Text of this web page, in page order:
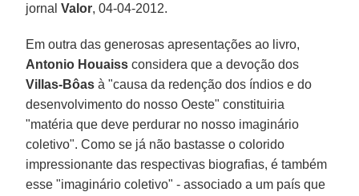
jornalValor, 04-04-2012.
Em outra das generosas apresentações ao livro,
Antonio Houaiss considera que a devoção dos
Villas-Bôas à "causa da redenção dos índios e do
desenvolvimento do nosso Oeste" constituiria
"matéria que deve perdurar no nosso imaginário
coletivo". Como se já não bastasse o colorido
impressionante das respectivas biografias, é também
esse "imaginário coletivo" - associado a um país que